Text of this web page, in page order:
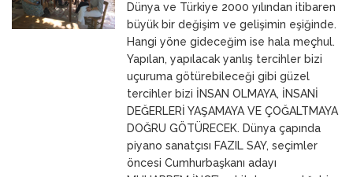
Dünya ve Türkiye 2000 yılından itibaren
büyük bir değişim ve gelişimin eşiğinde.
Hangi yöne gideceğim ise hala meçhul.
Yapılan, yapılacak yanlış tercihler bizi
uçuruma götürebileceği gibi güzel
tercihler bizi İNSAN OLMAYA, İNSANİ
DEĞERLERİ YAŞAMAYA VE ÇOĞALTMAYA
DOĞRU GÖTÜRECEK. Dünya çapında
piyano sanatçısı FAZIL SAY, seçimler
öncesi Cumhurbaşkanı adayı